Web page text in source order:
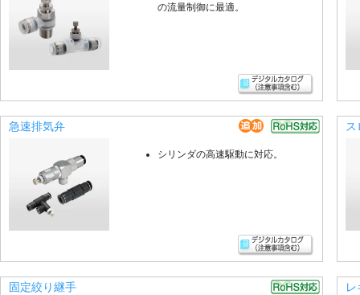
の流量制御に最適。
急速排気弁
シリンダの高速駆動に対応。
固定絞り継手